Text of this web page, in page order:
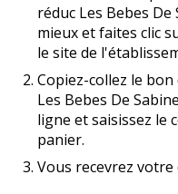
réduc Les Bebes
mieux et faites clic
le site de
Copiez-collez le bon
Les Bebes De
ligne et saisissez le
panier.
Vous recevrez